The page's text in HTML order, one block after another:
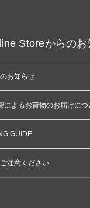
Storeからのお
お知らせ
によるお荷物のお届けにつ
GUIDE
注意ください